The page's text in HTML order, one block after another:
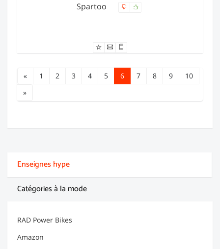
Spartoo
« 1 2 3 4 5 6 7 8 9
10
»
Enseignes hype
Catégories à la mode
RAD Power Bikes
Amazon